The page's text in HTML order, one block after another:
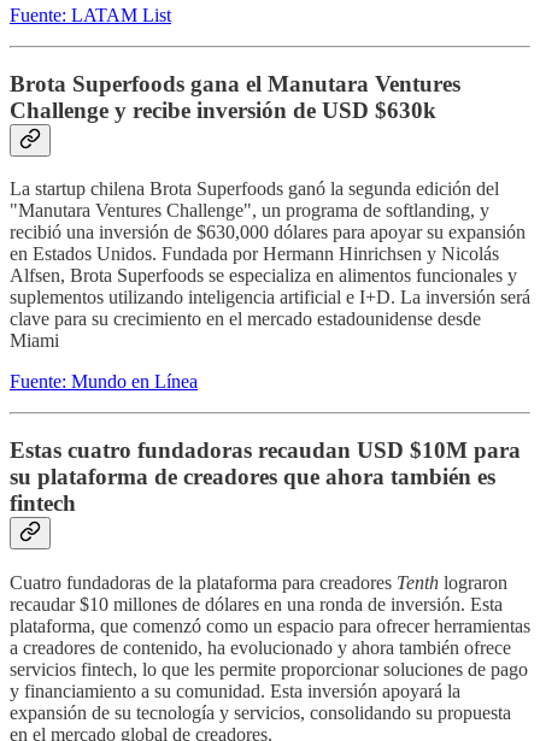
Fuente: LATAM List
Brota Superfoods gana el Manutara Ventures
Challenge y recibe inversión de USD $630k
La startup chilena Brota Superfoods ganó la segunda edición del
"Manutara Ventures Challenge", un programa de softlanding, y
recibió una inversión de $630,000 dólares para apoyar su expansión
en Estados Unidos. Fundada por Hermann Hinrichsen y Nicolás
Alfsen, Brota Superfoods se especializa en alimentos funcionales y
suplementos utilizando inteligencia artificial e I+D. La inversión será
clave para su crecimiento en el mercado estadounidense desde
Miami
Fuente: Mundo en Línea
Estas cuatro fundadoras recaudan USD $10M para
su plataforma de creadores que ahora también es
fintech
Cuatro fundadoras de la plataforma para creadores Tenth lograron
recaudar $10 millones de dólares en una ronda de inversión. Esta
plataforma, que comenzó como un espacio para ofrecer herramientas
a creadores de contenido, ha evolucionado y ahora también ofrece
servicios fintech, lo que les permite proporcionar soluciones de pago
y financiamiento a su comunidad. Esta inversión apoyará la
expansión de su tecnología y servicios, consolidando su propuesta
en el mercado global de creadores.